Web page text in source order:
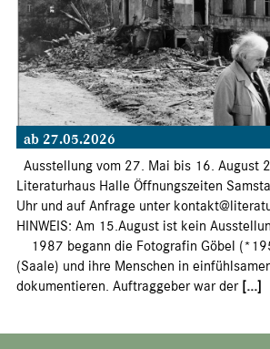
ab 27.05.2026
Ausstellung vom 27. Mai bis 16. August
Literaturhaus Halle Öffnungszeiten
Uhr und auf Anfrage unter
HINWEIS: Am 15.August ist kein
1987 begann die Fotografin Göbel
(Saale) und ihre Menschen in
dokumentieren. Auftraggeber war der [...]